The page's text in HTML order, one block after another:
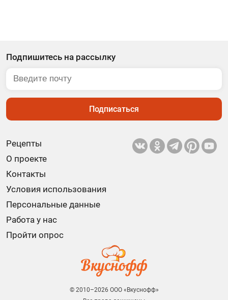
Рецепты
О проекте
Контакты
Условия использования
Персональные данные
Работа у нас
Пройти опрос
Подпишитесь на рассылку
Подписаться
© 2010–2026 ООО «Вкуснофф»